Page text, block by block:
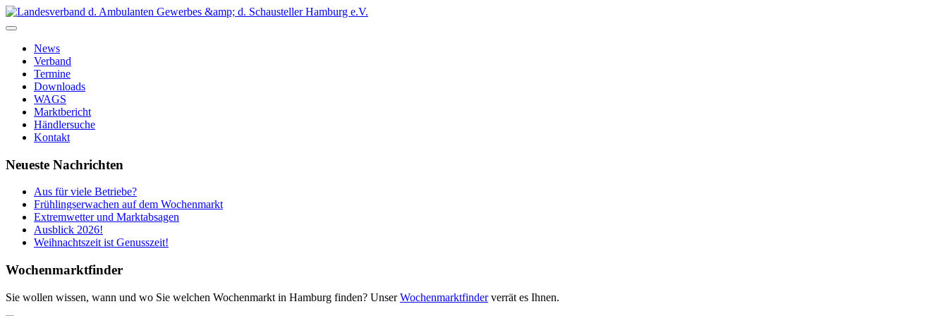
News
Verband
Termine
Downloads
WAGS
Marktbericht
Händlersuche
Kontakt
Neueste Nachrichten
Aus für viele Betriebe?
Frühlingserwachen auf dem Wochenmarkt
Extremwetter und Marktabsagen
Ausblick 2026!
Weihnachtszeit ist Genusszeit!
Wochenmarktfinder
Sie wollen wissen, wann und wo Sie welchen Wochenmarkt in Hamburg finden? UnserWochenmarktfinderverrät es Ihnen.